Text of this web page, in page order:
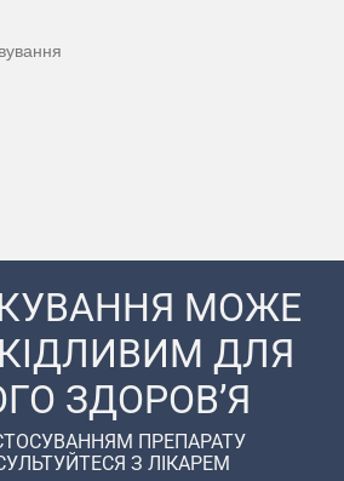
МОЖЕ
ДЛЯ
ЗДОРОВ’Я
ПРЕПАРАТУ
З ЛІКАРЕМ